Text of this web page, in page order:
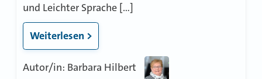
und Leichter Sprache […]
Weiterlesen >
Autor/in: Barbara Hilbert